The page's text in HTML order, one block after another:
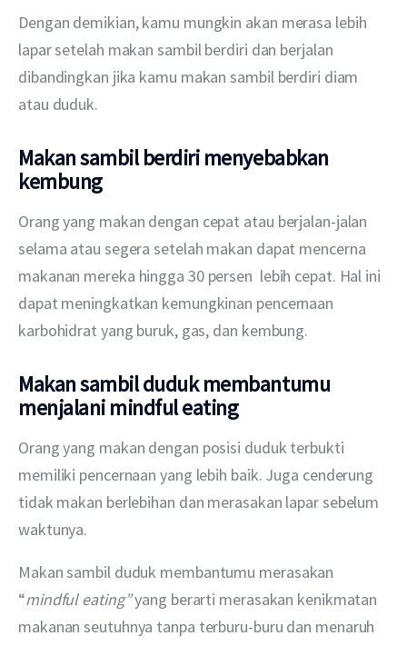
Dengan demikian, kamu mungkin akan merasa lebih
lapar setelah makan sambil berdiri dan berjalan
dibandingkan jika kamu makan sambil berdiri diam
atau duduk.
Makan sambil berdiri menyebabkan
kembung
Orang yang makan dengan cepat atau berjalan-jalan
selama atau segera setelah makan dapat mencerna
makanan mereka hingga 30 persen  lebih cepat. Hal ini
dapat meningkatkan kemungkinan pencernaan
karbohidrat yang buruk, gas, dan kembung.
Makan sambil duduk membantumu
menjalani mindful eating
Orang yang makan dengan posisi duduk terbukti
memiliki pencernaan yang lebih baik. Juga cenderung
tidak makan berlebihan dan merasakan lapar sebelum
waktunya.
Makan sambil duduk membantumu merasakan
“mindful eating” yang berarti merasakan kenikmatan
makanan seutuhnya tanpa terburu-buru dan menaruh